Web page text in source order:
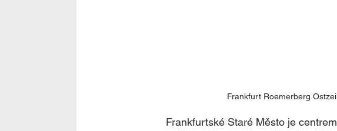
Frankfurt Roemerberg
Frankfurtské Staré Město je